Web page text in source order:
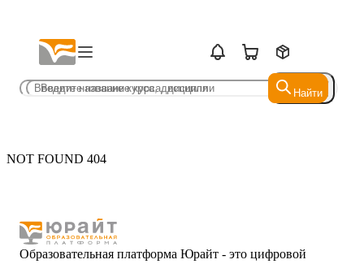
Найти
Найти
NOT FOUND 404
Образовательная платформа Юрайт - это цифровой